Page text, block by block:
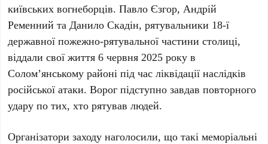
київських вогнеборців.Павло Єзгор, Андрій
Ременний та Данило Скадін, рятувальники 18-ї
державної пожежно-рятувальної частини столиці,
віддали свої життя6 червня 2025 року в
Солом’янському районі під час ліквідації наслідків
російської атаки. Ворог підступно завдав повторного
удару по тих, хто рятував людей.
Організатори заходу наголосили, що такі меморіальні